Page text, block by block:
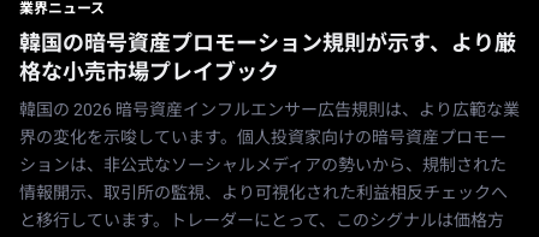
業界ニュース
韓国の暗号資産プロモーション規則が示す、より厳
格な小売市場プレイブック
韓国の 2026 暗号資産インフルエンサー広告規則は、より広範な業
界の変化を示唆しています。個人投資家向けの暗号資産プロモー
ションは、非公式なソーシャルメディアの勢いから、規制された
情報開示、取引所の監視、より可視化された利益相反チェックへ
と移行しています。トレーダーにとって、このシグナルは価格方